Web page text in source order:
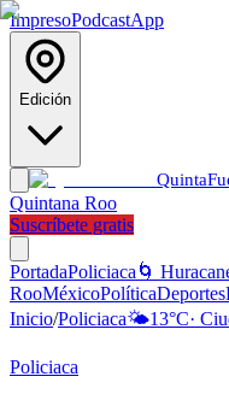
ImpresoPodcastApp
Edición
Quinta
Quintana Roo
Suscríbete gratis
PortadaPoliciaca 🌀
RooMéxicoPolíticaDeportes
Inicio/Policiaca🌤️13°C·
Policiaca